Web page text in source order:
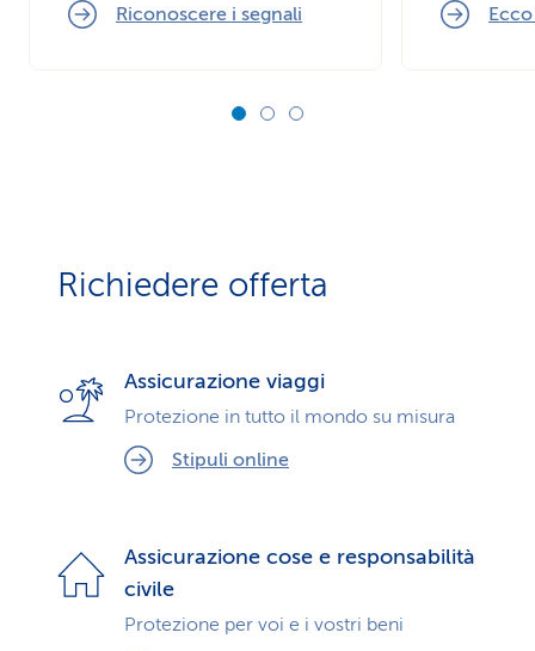
Riconoscere i segnali
Richiedere offerta
Assicurazione viaggi
Protezione in tutto il mondo su misura
Stipuli online
Assicurazione cose e responsabilità
civile
Protezione per voi e i vostri beni